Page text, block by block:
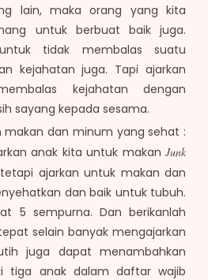
lain, maka orang yang kita
untuk berbuat baik juga.
tidak membalas suatu
kejahatan juga. Tapi ajarkan
kejahatan dengan
sayang kepada sesama.
makan dan minum yang sehat :
anak kita untuk makan Junk
ajarkan untuk makan dan
dan baik untuk tubuh.
5 sempurna. Dan berikanlah
selain banyak mengajarkan
juga dapat menambahkan
tiga anak dalam daftar wajib